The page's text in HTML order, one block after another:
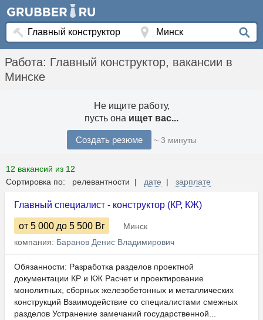
Работа: Главный конструктор, вакансии в
Минске
Не ищите работу,
пусть она ищет вас...
Создать резюме ~ 3 минуты
12 вакансий из 12
Сортировка по: релевантности | дате | зарплате
Главный специалист - конструктор (КР, КЖ)
от 5 000 до 5 500 Br
Минск
компания: Баранов Денис Владимирович
Обязанности: Разработка разделов проектной
документации КР и КЖ Расчет и проектирование
монолитных, сборных железобетонных и металлических
конструкций Взаимодействие со специалистами смежных
разделов Устранение замечаний государственной...